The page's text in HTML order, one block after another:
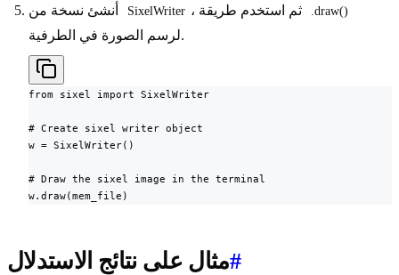
SixelWriter .draw()
لرسم الصورة في الطرفية.
from sixel import SixelWriter
# Create sixel writer object
w = SixelWriter()
# Draw the sixel image in the terminal
w.draw(mem_file)
مثال على نتائج الاستدلال#